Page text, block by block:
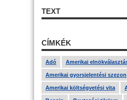
TEXT
CÍMKÉK
Adó Amerikai
Amerikai gyorsjelentési szezon
Amerikai költségvetési vita